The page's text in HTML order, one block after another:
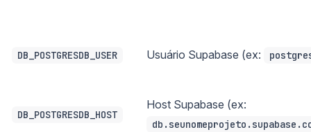
DB_POSTGRESDB_USER Usuário Supabase (ex:
DB_POSTGRESDB_HOST
Host Supabase (ex: